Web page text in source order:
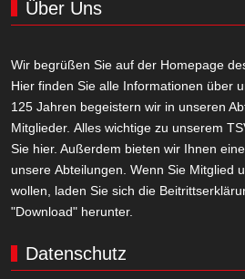
Über Uns
Wir begrüßen Sie auf der Homepage
Hier finden Sie alle Informationen über
125 Jahren begeistern wir in unseren
Mitglieder. Alles wichtige zu unserem
Sie hier. Außerdem bieten wir Ihnen
unsere Abteilungen. Wenn Sie Mitglied
wollen, laden Sie sich die
"Download" herunter.
Datenschutz